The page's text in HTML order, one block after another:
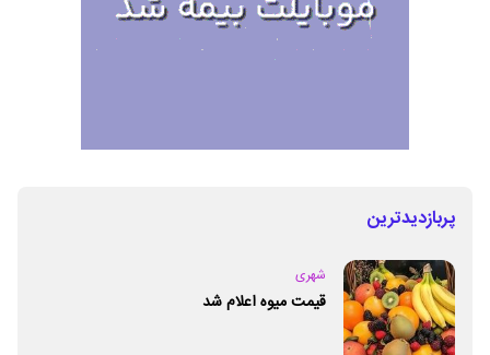
پربازدیدترین
شهری
قیمت میوه اعلام شد